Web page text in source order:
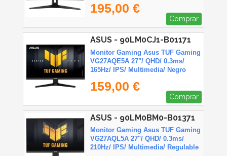
195,00 €
Comprar
ASUS - 90LM0CJ1-B01171
Monitor Gaming Asus TUF Gaming
VG27AQE5A 27"/ QHD/ 0.3ms/
165Hz/ IPS/ Multimedia/ Negro
159,00 €
Comprar
ASUS - 90LM0BM0-B01371
Monitor Gaming Asus TUF Gaming
VG27AQL5A 27"/ QHD/ 0.3ms/
210Hz/ IPS/ Multimedia/ Regulable